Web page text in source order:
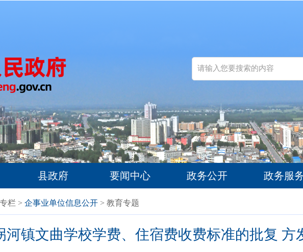
县政府 要闻中心 政务公开 政务服
栏 > 企事业单位信息公开 > 教育专题
河镇文曲学校学费、住宿费收费标准的批复 方